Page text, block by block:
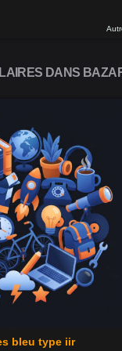
DANS
bleu type iir